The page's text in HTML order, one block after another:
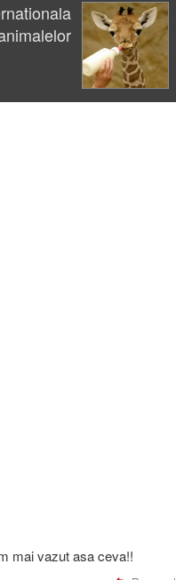
mai vazut asa ceva!!